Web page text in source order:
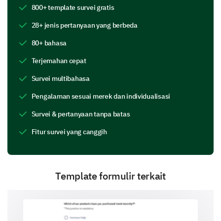
Are there any features you find difficult to use
or understand? Please specify.
Product Performance and Usability
product performs in different scenarios and overall
usability.
Have you encountered any technical issues or
No
800+ template survei gratis
28+ jenis pertanyaan yang berbeda
80+ bahasa
Terjemahan cepat
Survei multibahasa
Pengalaman sesuai merek dan individualisasi
Survei & pertanyaan tanpa batas
Fitur survei yang canggih
Template formulir terkait